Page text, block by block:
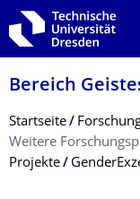
Zur Hauptnavigation
Zur Suche springen
Zum Inhalt springen
Bereich
Breadcrumb-Menü
Startseite
Weitere
Projekte